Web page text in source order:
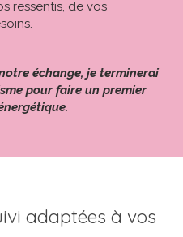
ressentis, de vos
échange, je terminerai
pour faire un premier
adaptées à vos